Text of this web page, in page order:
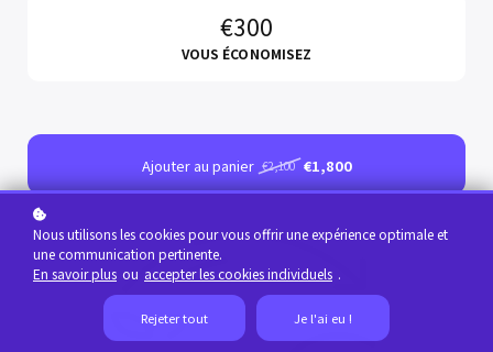
€300
VOUS ÉCONOMISEZ
Ajouter au panier €2,100 €1,800
Nous utilisons les cookies pour vous offrir une expérience optimale et
une communication pertinente.
En savoir plus ou accepter les cookies individuels .
Rejeter tout Je l'ai eu !